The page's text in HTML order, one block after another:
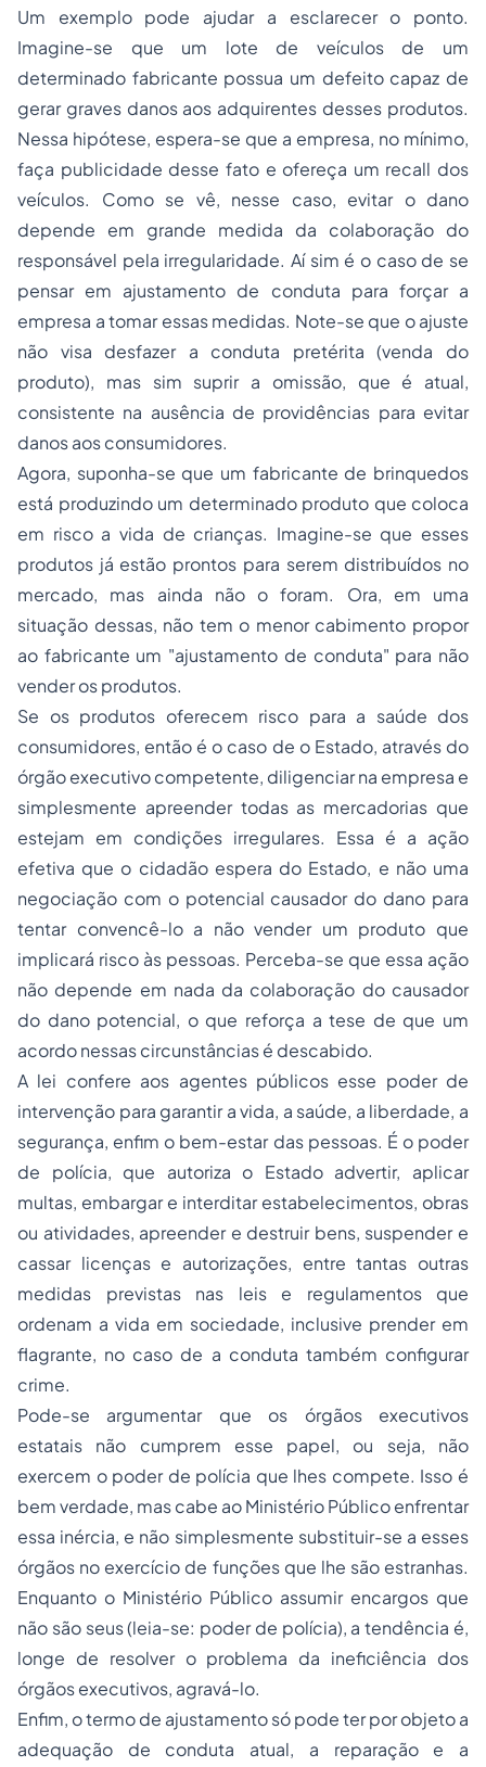
Um exemplo pode ajudar a esclarecer o ponto.
Imagine-se que um lote de veículos de um
determinado fabricante possua um defeito capaz de
gerar graves danos aos adquirentes desses produtos.
Nessa hipótese, espera-se que a empresa, no mínimo,
faça publicidade desse fato e ofereça um recall dos
veículos. Como se vê, nesse caso, evitar o dano
depende em grande medida da colaboração do
responsável pela irregularidade. Aí sim é o caso de se
pensar em ajustamento de conduta para forçar a
empresa a tomar essas medidas. Note-se que o ajuste
não visa desfazer a conduta pretérita (venda do
produto), mas sim suprir a omissão, que é atual,
consistente na ausência de providências para evitar
danos aos consumidores.
Agora, suponha-se que um fabricante de brinquedos
está produzindo um determinado produto que coloca
em risco a vida de crianças. Imagine-se que esses
produtos já estão prontos para serem distribuídos no
mercado, mas ainda não o foram. Ora, em uma
situação dessas, não tem o menor cabimento propor
ao fabricante um "ajustamento de conduta" para não
vender os produtos.
Se os produtos oferecem risco para a saúde dos
consumidores, então é o caso de o Estado, através do
órgão executivo competente, diligenciar na empresa e
simplesmente apreender todas as mercadorias que
estejam em condições irregulares. Essa é a ação
efetiva que o cidadão espera do Estado, e não uma
negociação com o potencial causador do dano para
tentar convencê-lo a não vender um produto que
implicará risco às pessoas. Perceba-se que essa ação
não depende em nada da colaboração do causador
do dano potencial, o que reforça a tese de que um
acordo nessas circunstâncias é descabido.
A lei confere aos agentes públicos esse poder de
intervenção para garantir a vida, a saúde, a liberdade, a
segurança, enfim o bem-estar das pessoas. É o poder
de polícia, que autoriza o Estado advertir, aplicar
multas, embargar e interditar estabelecimentos, obras
ou atividades, apreender e destruir bens, suspender e
cassar licenças e autorizações, entre tantas outras
medidas previstas nas leis e regulamentos que
ordenam a vida em sociedade, inclusive prender em
flagrante, no caso de a conduta também configurar
crime.
Pode-se argumentar que os órgãos executivos
estatais não cumprem esse papel, ou seja, não
exercem o poder de polícia que lhes compete. Isso é
bem verdade, mas cabe ao Ministério Público enfrentar
essa inércia, e não simplesmente substituir-se a esses
órgãos no exercício de funções que lhe são estranhas.
Enquanto o Ministério Público assumir encargos que
não são seus (leia-se: poder de polícia), a tendência é,
longe de resolver o problema da ineficiência dos
órgãos executivos, agravá-lo.
Enfim, o termo de ajustamento só pode ter por objeto a
adequação de conduta atual, a reparação e a